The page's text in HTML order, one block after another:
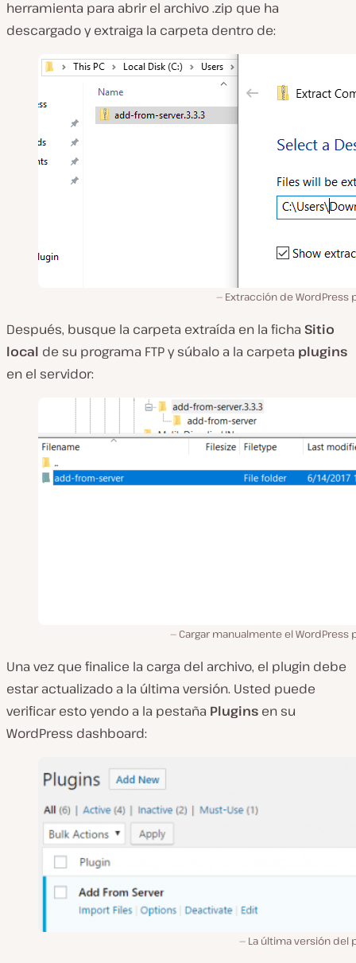
herramienta para abrir el archivo .zip que ha
descargado y extraiga la carpeta dentro de:
Extracción de WordPress
Después, busque la carpeta extraída en la ficha Sitio
local de su programa FTP y súbalo a la carpeta plugins
en el servidor:
Cargar manualmente el WordPress
Una vez que finalice la carga del archivo, el plugin debe
estar actualizado a la última versión. Usted puede
verificar esto yendo a la pestaña Plugins en su
WordPress dashboard:
La última versión del